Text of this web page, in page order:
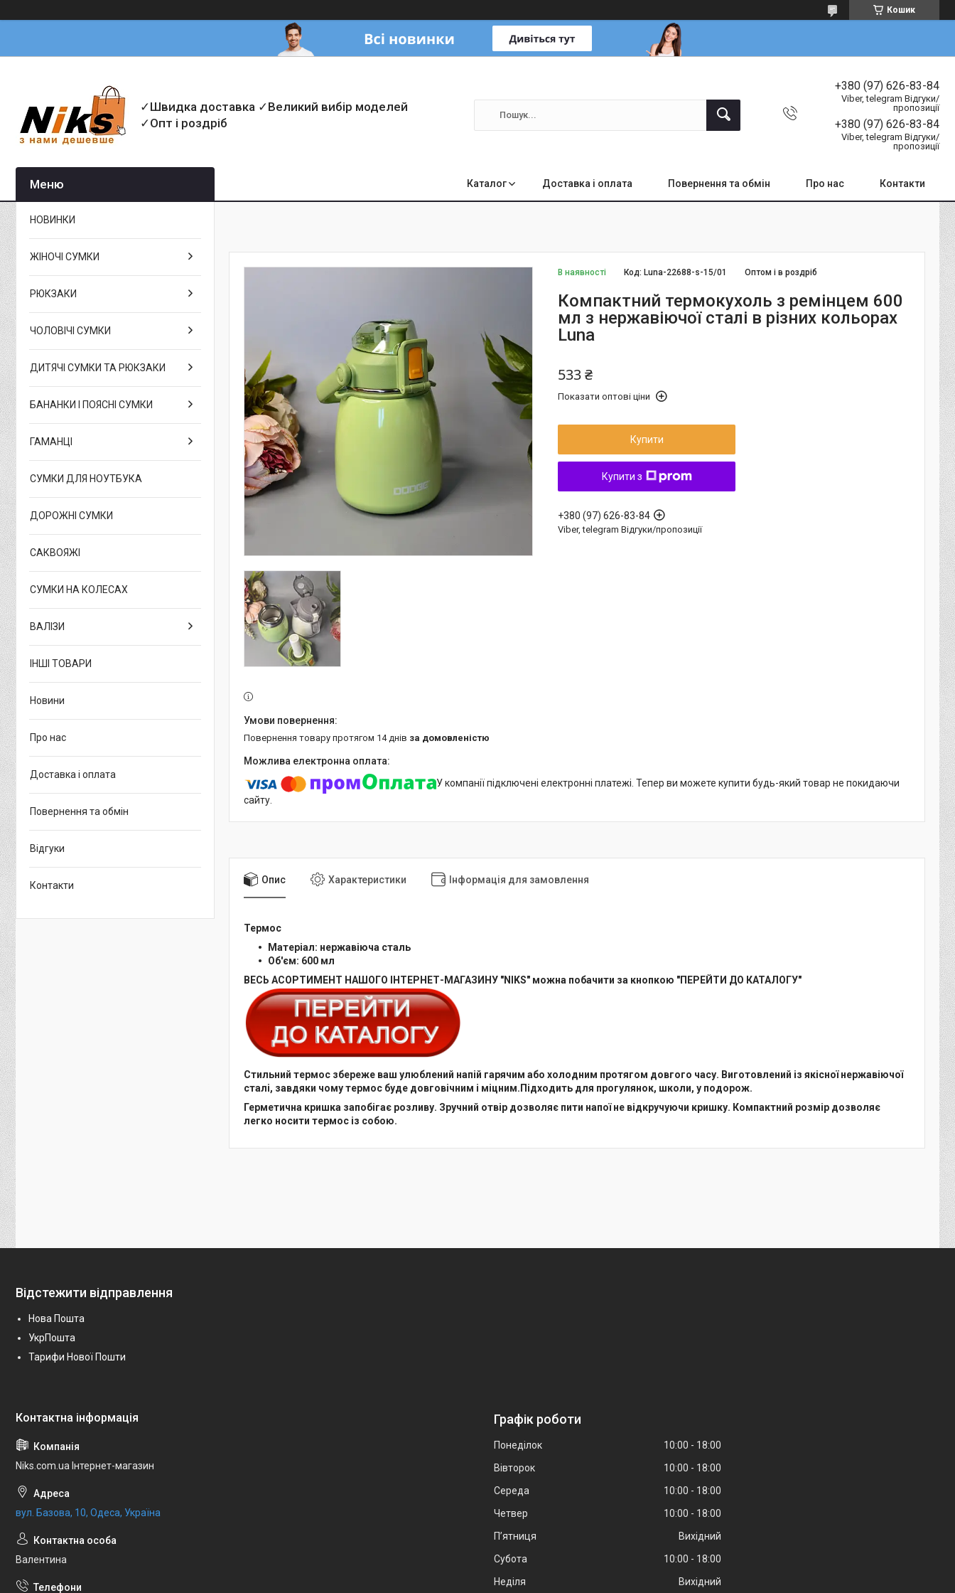
Кошик
✓Швидка доставка ✓Великий вибір моделей
✓Опт і роздріб
+380 (97) 626-83-84
Viber, telegram Відгуки/
пропозиції
+380 (97) 626-83-84
Viber, telegram Відгуки/
пропозиції
Каталог Доставка і оплата Повернення та обмін Про нас Контакти
В наявності Оптом і в роздріб
Код:Luna-22688-s-15/01
Компактний термокухоль з ремінцем 600
мл з нержавіючої сталі в різних кольорах
Luna
533 ₴
Показати оптові ціни
Купити
Купити з
+380 (97) 626-83-84
Viber, telegram Відгуки/пропозиції
повернення товару протягом 14 днів за домовленістю
У компанії підключені електронні платежі. Тепер ви можете купити будь-який товар не покидаючи
сайту.
Опис Характеристики Інформація для замовлення
Термос
Матеріал: нержавіюча сталь
Об'єм: 600 мл
ВЕСЬ АСОРТИМЕНТ НАШОГО ІНТЕРНЕТ-МАГАЗИНУ "NIKS" можна побачити за кнопкою "ПЕРЕЙТИ ДО КАТАЛОГУ"
Стильний термос збереже ваш улюблений напій гарячим або холодним протягом довгого часу. Виготовлений із якісної нержавіючої
сталі, завдяки чому термос буде довговічним і міцним.Підходить для прогулянок, школи, у подорож.
Герметична кришка запобігає розливу. Зручний отвір дозволяє пити напої не відкручуючи кришку. Компактний розмір дозволяє
легко носити термос із собою.
НОВИНКИ
ЖІНОЧІ СУМКИ
РЮКЗАКИ
ЧОЛОВІЧІ СУМКИ
ДИТЯЧІ СУМКИ ТА РЮКЗАКИ
БАНАНКИ І ПОЯСНІ СУМКИ
ГАМАНЦІ
СУМКИ ДЛЯ НОУТБУКА
ДОРОЖНІ СУМКИ
САКВОЯЖІ
СУМКИ НА КОЛЕСАХ
ВАЛІЗИ
ІНШІ ТОВАРИ
Новини
Про нас
Доставка і оплата
Повернення та обмін
Відгуки
Контакти
Відстежити відправлення
Нова Пошта
УкрПошта
Тарифи Нової Пошти
Niks.com.ua Інтернет-магазин
вул. Базова, 10, Одеса, Україна
Валентина
Графік роботи
Понеділок 10:00
18:00
Вівторок
10:00
18:00
Середа
10:00
18:00
Четвер
10:00
18:00
Пʼятниця
Вихідний
Субота
10:00
18:00
Неділя
Вихідний